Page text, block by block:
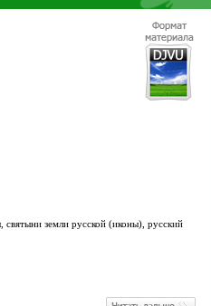
земли русской (иконы), русский